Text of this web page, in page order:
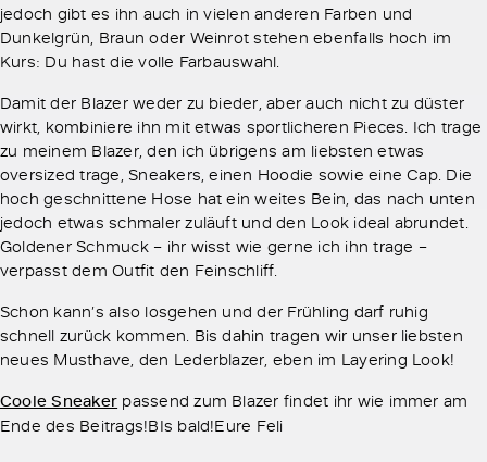
jedoch gibt es ihn auch in vielen anderen Farben und
Dunkelgrün, Braun oder Weinrot stehen ebenfalls hoch im
Kurs: Du hast die volle Farbauswahl.
Damit der Blazer weder zu bieder, aber auch nicht zu düster
wirkt, kombiniere ihn mit etwas sportlicheren Pieces. Ich trage
zu meinem Blazer, den ich übrigens am liebsten etwas
oversized trage, Sneakers, einen Hoodie sowie eine Cap. Die
hoch geschnittene Hose hat ein weites Bein, das nach unten
jedoch etwas schmaler zuläuft und den Look ideal abrundet.
Goldener Schmuck – ihr wisst wie gerne ich ihn trage –
verpasst dem Outfit den Feinschliff.
Schon kann’s also losgehen und der Frühling darf ruhig
schnell zurück kommen. Bis dahin tragen wir unser liebsten
neues Musthave, den Lederblazer, eben im Layering Look!
Coole Sneaker passend zum Blazer findet ihr wie immer am
Ende des Beitrags!BIs bald!Eure Feli